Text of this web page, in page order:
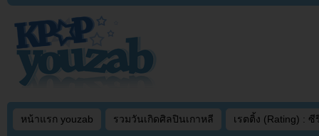
หน้าแรก youzab รวมวันเกิดศิลปินเกาหลี เรตติ้ง (Rating) : ซี